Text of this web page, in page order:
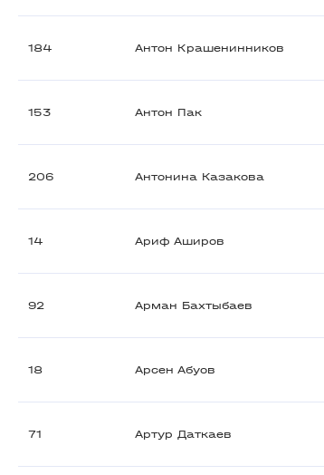
184 Антон Крашенинников
153 Антон Пак
206 Антонина Казакова
14 Ариф Аширов
92 Арман Бахтыбаев
18 Арсен Абуов
71 Артур Даткаев